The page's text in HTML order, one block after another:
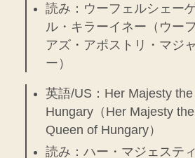
読み：ウーフェルシェー
ル・キラーイネー（ウー
アズ・アポストリ・マジ
ー）
英語/US：Her Majesty
Hungary（Her Majesty
Queen of Hungary）
読み：ハー・マジェステ